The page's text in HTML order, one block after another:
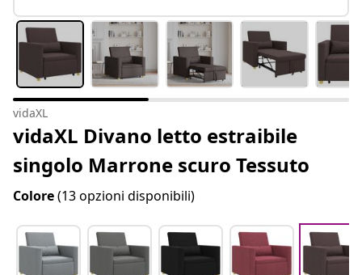
vidaXL
vidaXL Divano letto estraibile
singolo Marrone scuro Tessuto
Colore(13 opzioni disponibili)